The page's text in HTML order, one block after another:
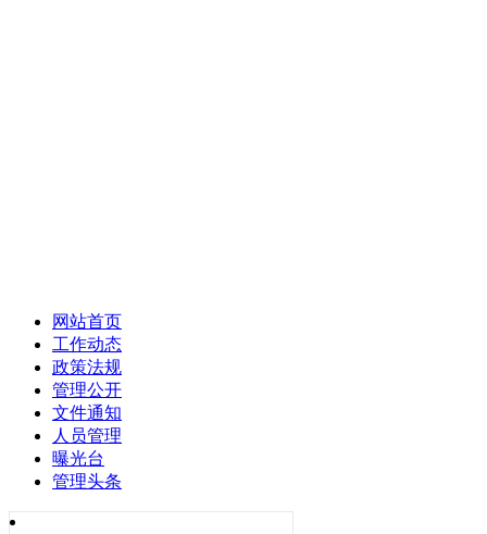
网站首页
工作动态
政策法规
管理公开
文件通知
人员管理
曝光台
管理头条